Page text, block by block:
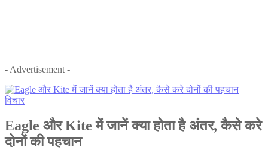
- Advertisement -
विचार
Eagle और Kite में जानें क्या होता है अंतर, कैसे करे
दोनों की पहचान